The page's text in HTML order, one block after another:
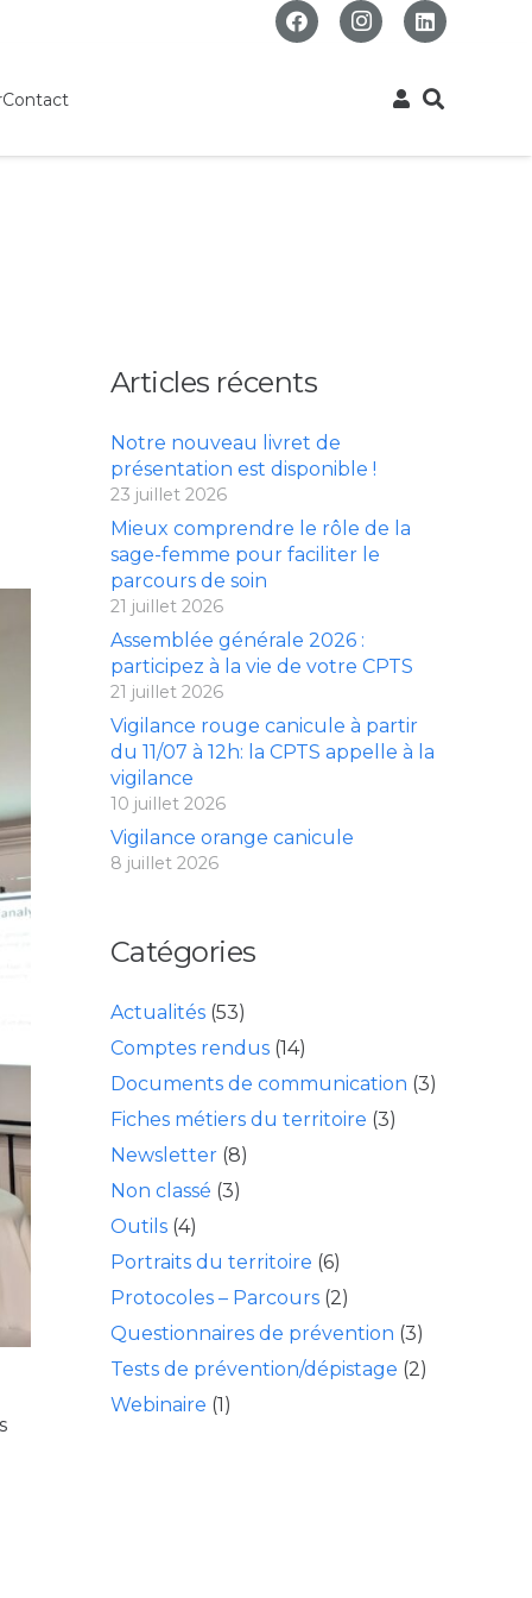
Contact
Articles récents
Notre nouveau livret de
présentation est disponible !
23 juillet 2026
Mieux comprendre le rôle de la
sage-femme pour faciliter le
parcours de soin
21 juillet 2026
Assemblée générale 2026 :
participez à la vie de votre CPTS
21 juillet 2026
Vigilance rouge canicule à partir
du 11/07 à 12h: la CPTS appelle à la
vigilance
10 juillet 2026
Vigilance orange canicule
8 juillet 2026
Catégories
Actualités(53)
Comptes rendus(14)
Documents de communication (3)
Fiches métiers du territoire (3)
Newsletter(8)
Non classé (3)
Outils(4)
Portraits du territoire (6)
Protocoles – Parcours(2)
Questionnaires de prévention (3)
Tests de prévention/dépistage (2)
Webinaire (1)